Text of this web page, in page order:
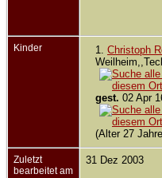
Kinder 1. Christoph
gest. 02 Apr
(Alter 27
Zuletzt
bearbeitet am
31 Dez 2003